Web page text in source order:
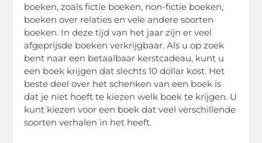
boeken, zoals fictie boeken, non-fictie boeken,
boeken over relaties en vele andere soorten
boeken. In deze tijd van het jaar zijn er veel
afgeprijsde boeken verkrijgbaar. Als u op zoek
bent naar een betaalbaar kerstcadeau, kunt u
een boek krijgen dat slechts 10 dollar kost. Het
beste deel over het schenken van een boek is
dat je niet hoeft te kiezen welk boek te krijgen. U
kunt kiezen voor een boek dat veel verschillende
soorten verhalen in het heeft.